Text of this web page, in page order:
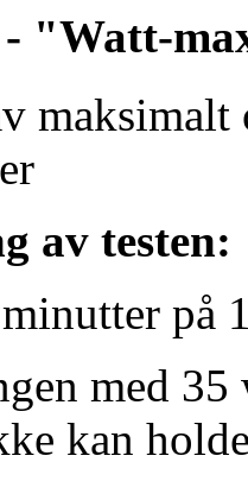
"Watt-
maksimalt
av testen:
på
med
kan